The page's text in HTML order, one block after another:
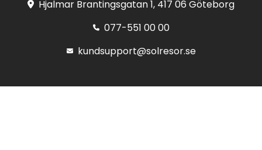
Hjalmar Brantingsgatan 1, 417 06 Göteborg
077-551 00 00
kundsupport@solresor.se